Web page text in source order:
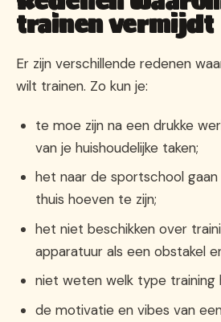
trainen vermijdt
Er zijn verschillende redenen
wilt trainen. Zo kun je:
te moe zijn na een drukke
van je huishoudelijke taken;
het naar de sportschool
thuis hoeven te zijn;
het niet beschikken over
apparatuur als een obstakel
niet weten welk type training
de motivatie en vibes van